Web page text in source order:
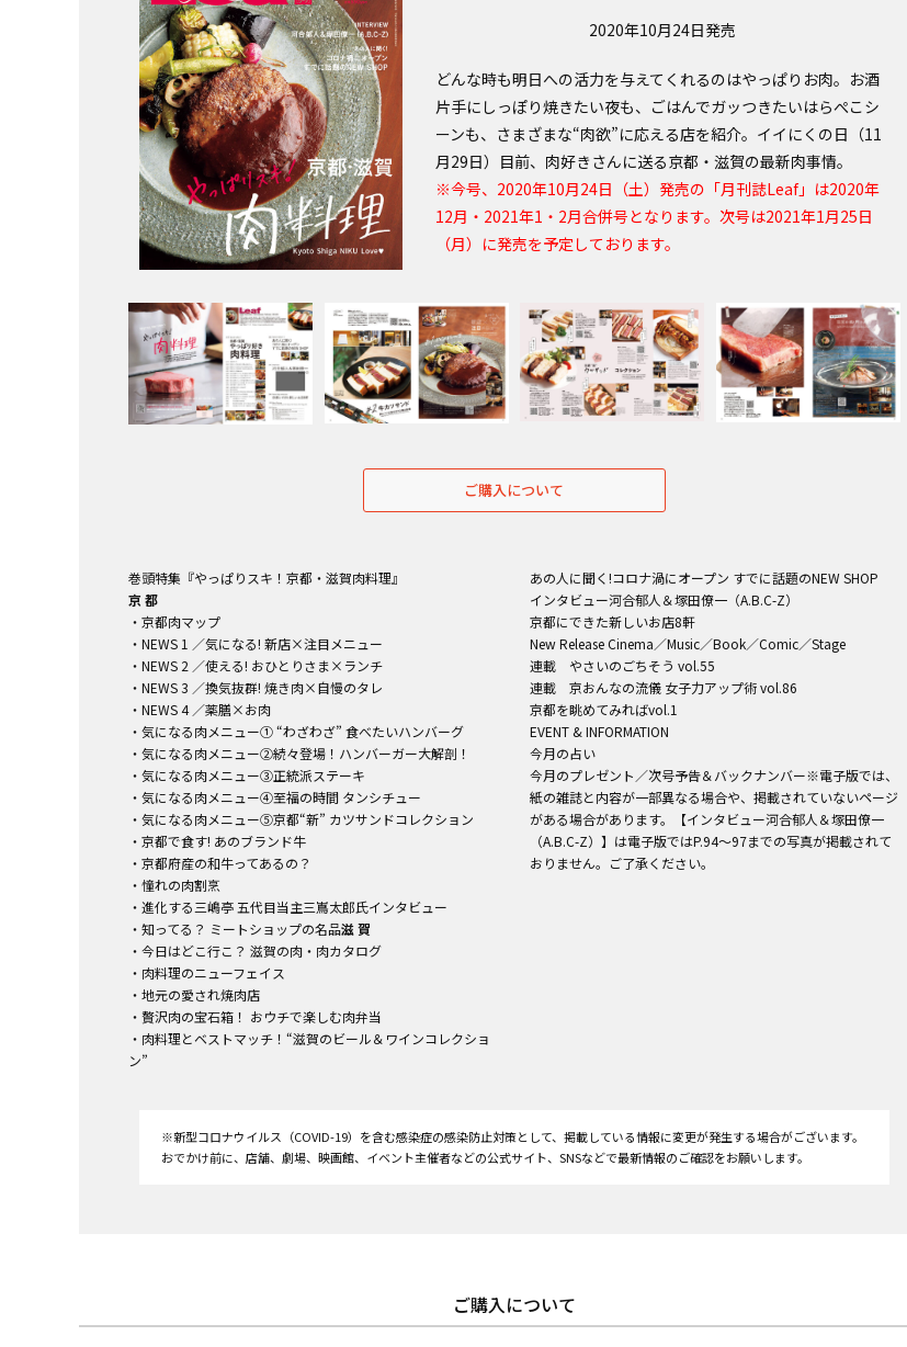
2020年10月24日発売
どんな時も明日への活力を与えてくれるのはやっぱりお肉。お酒
片手にしっぽり焼きたい夜も、ごはんでガッつきたいはらぺこシ
ーンも、さまざまな“肉欲”に応える店を紹介。イイにくの日（11
月29日）目前、肉好きさんに送る京都・滋賀の最新肉事情。
※今号、2020年10月24日（土）発売の「月刊誌Leaf」は2020年
12月・2021年1・2月合併号となります。次号は2021年1月25日
（月）に発売を予定しております。
ご購入について
巻頭特集『やっぱりスキ！京都・滋賀肉料理』
京 都
・京都肉マップ
・NEWS 1 ／気になる! 新店×注目メニュー
・NEWS 2 ／使える! おひとりさま×ランチ
・NEWS 3 ／換気抜群! 焼き肉×自慢のタレ
・NEWS 4 ／薬膳×お肉
・気になる肉メニュー① “わざわざ” 食べたいハンバーグ
・気になる肉メニュー②続々登場！ハンバーガー大解剖！
・気になる肉メニュー③正統派ステーキ
・気になる肉メニュー④至福の時間 タンシチュー
・気になる肉メニュー⑤京都“新” カツサンドコレクション
・京都で食す! あのブランド牛
・京都府産の和牛ってあるの？
・憧れの肉割烹
・進化する三嶋亭 五代目当主三嶌太郎氏インタビュー
・知ってる？ ミートショップの名品滋 賀
・今日はどこ行こ？ 滋賀の肉・肉カタログ
・肉料理のニューフェイス
・地元の愛され焼肉店
・贅沢肉の宝石箱！ おウチで楽しむ肉弁当
・肉料理とベストマッチ！“滋賀のビール＆ワインコレクショ
ン”
あの人に聞く!コロナ渦にオープン すでに話題のNEW SHOP
インタビュー河合郁人＆塚田僚一（A.B.C-Z）
京都にできた新しいお店8軒
New Release Cinema／Music／Book／Comic／Stage
連載 やさいのごちそう vol.55
連載 京おんなの流儀 女子力アップ術 vol.86
京都を眺めてみればvol.1
EVENT & INFORMATION
今月の占い
今月のプレゼント／次号予告＆バックナンバー※電子版では、
紙の雑誌と内容が一部異なる場合や、掲載されていないページ
がある場合があります。【インタビュー河合郁人＆塚田僚一
（A.B.C-Z）】は電子版ではP.94〜97までの写真が掲載されて
おりません。ご了承ください。
※新型コロナウイルス（COVID-19）を含む感染症の感染防止対策として、掲載している情報に変更が発生する場合がございます。
おでかけ前に、店舗、劇場、映画館、イベント主催者などの公式サイト、SNSなどで最新情報のご確認をお願いします。
ご購入について